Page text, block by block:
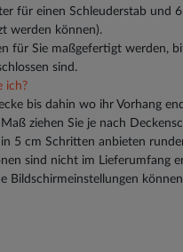
für einen Schleuderstab und
werden können).
für Sie maßgefertigt werden,
sind.
ich?
bis dahin wo ihr Vorhang
ziehen Sie je nach
5 cm Schritten anbieten
sind nicht im Lieferumfang
Bildschirmeinstellungen